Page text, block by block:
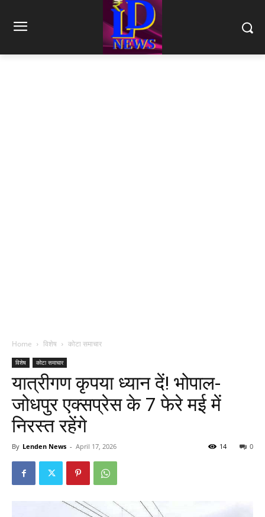
Home विशेष कोटा समाचार
विशेष कोटा समाचार
यात्रीगण कृपया ध्यान दें! भोपाल-
जोधपुर एक्सप्रेस के 7 फेरे मई में
निरस्त रहेंगे
By Lenden News - April 17, 2026 0
14